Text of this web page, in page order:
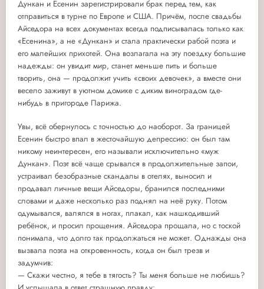
Дункан и Есенин зарегистрировали брак перед тем, как
отправиться в турне по Европе и США. Причём, после свадьбы
Айседора на всех документах всегда подписывалась только как
«Есенина», а не «Дункан» и стала практически рабой поэта и
его малейших прихотей. Она возлагала на эту поездку большие
надежды: он увидит мир, станет меньше пить и больше
творить, она — продолжит учить «своих девочек», а вместе они
весело заживут в уютном домике с диким виноградом где-
нибудь в пригороде Парижа.
Увы, всё обернулось с точностью до наоборот. За границей
Есенин быстро впал в жесточайшую депрессию: он был там
никому неинтересен, его называли исключительно «муж
Дункан». Поэт всё чаще срывался в продолжительные запои,
устраивал безобразные скандалы в отелях, выносил и
продавал личные вещи Айседоры, бранился последними
словами и даже несколько раз поднял на неё руку. Потом
одумывался, валялся в ногах, плакал, как нашкодивший
ребёнок, и просил прощения. Айседора прощала, но с тоской
понимала, что долго так продолжаться не может. Однажды она
вызвала поэта на откровенность, когда он был трезв и
задумчив:
— Скажи честно, я тебе в тягость? Ты меня больше не любишь?